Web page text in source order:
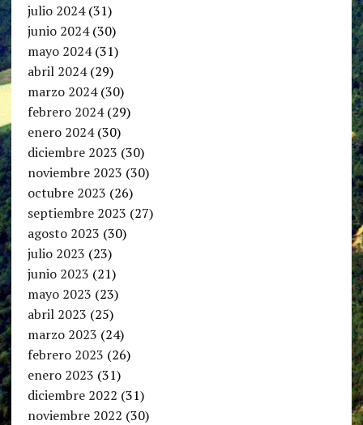
julio 2024(31)
junio 2024(30)
mayo 2024(31)
abril 2024(29)
marzo 2024(30)
febrero 2024(29)
enero 2024(30)
diciembre 2023 (30)
noviembre 2023 (30)
octubre 2023 (26)
septiembre 2023 (27)
agosto 2023 (30)
julio 2023 (23)
junio 2023 (21)
mayo 2023 (23)
abril 2023 (25)
marzo 2023 (24)
febrero 2023 (26)
enero 2023 (31)
diciembre 2022 (31)
noviembre 2022 (30)